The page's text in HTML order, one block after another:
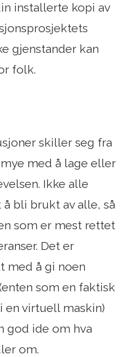
installerte kopi av
gjenstander kan
folk.
skiller seg fra
med å lage eller
Ikke alle
bli brukt av alle, så
som er mest rettet
Det er
med å gi noen
som en faktisk
en virtuell maskin)
god ide om hva
om.